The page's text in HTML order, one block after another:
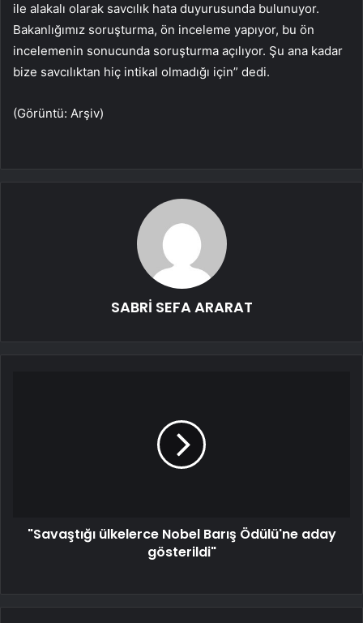
ile alakalı olarak savcılık hata duyurusunda bulunuyor.
Bakanlığımız soruşturma, ön inceleme yapıyor, bu ön
incelemenin sonucunda soruşturma açılıyor. Şu ana kadar
bize savcılıktan hiç intikal olmadığı için” dedi.
(Görüntü: Arşiv)
SABRİ SEFA ARARAT
"Savaştığı ülkelerce Nobel Barış Ödülü'ne aday
gösterildi"